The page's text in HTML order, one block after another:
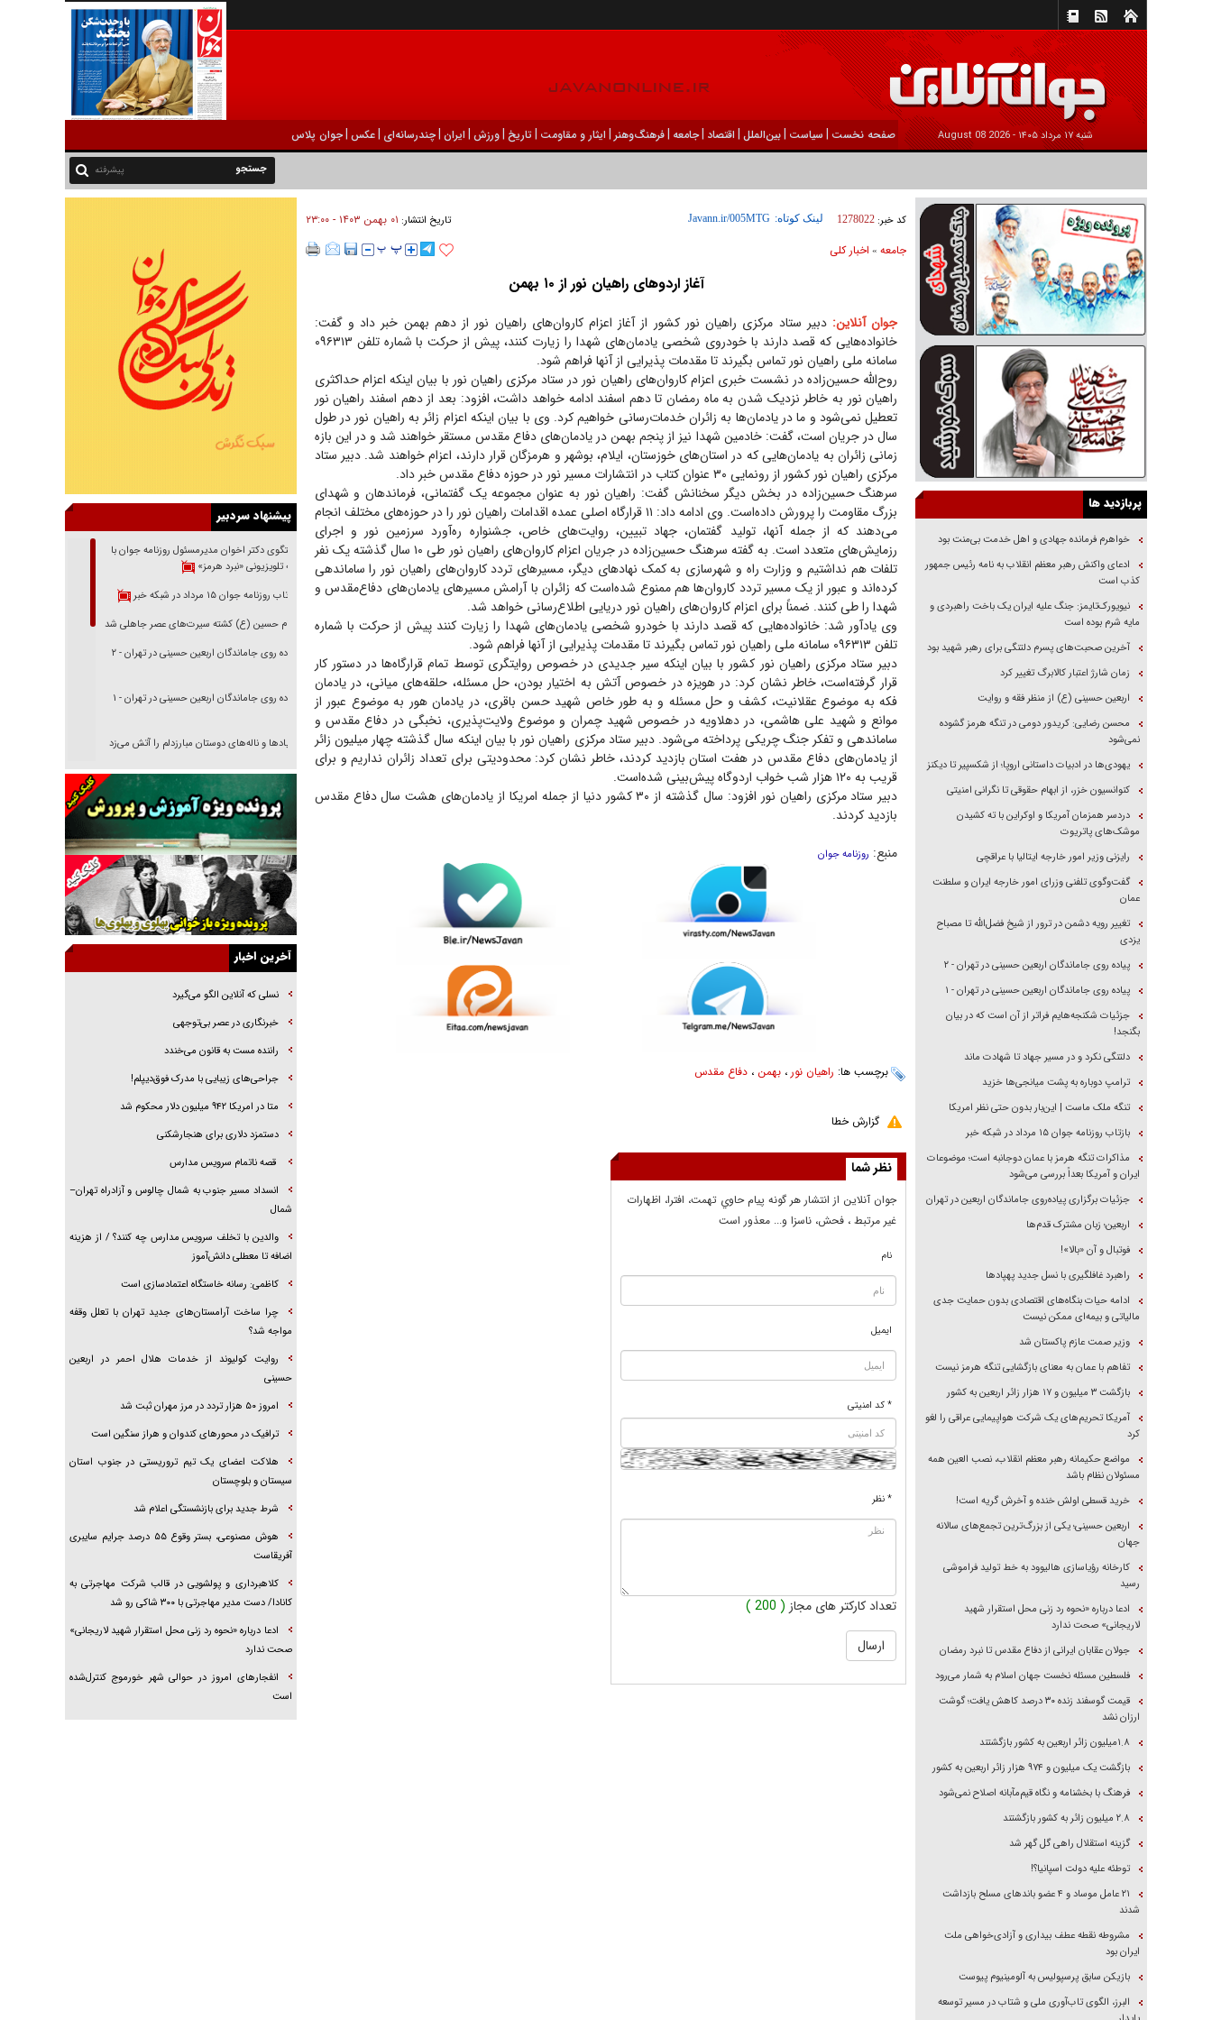
شنبه ۱۷ مرداد ۱۴۰۵ - 2026 August 08 صفحه نخست | سیاست |بين‌الملل | اقتصاد |جامعه |فرهنگ‌و‌هنر | ایثار و مقاومت |تاریخ |ورزش | ايران |چندرسانه‌ای |عکس |جوان پلاس
پیشرفته
کد خبر: 1278022 لینک کوتاه: تاریخ انتشار: ۰۱ بهمن ۱۴۰۳ - ۲۳:۰۰
جامعه» اخبار كلی
آغاز اردو‌های راهیان نور از ۱۰ بهمن
جوان آنلاین: دبیر ستاد مرکزی راهیان نور کشور از آغاز اعزام کاروان‌های راهیان نور از دهم بهمن خبر داد و گفت:
خانواده‌هایی که قصد دارند با خودروی شخصی یادمان‌های شهدا را زیارت کنند، پیش از حرکت با شماره تلفن ۰۹۶۳۱۳
سامانه ملی راهیان نور تماس بگیرند تا مقدمات پذیرایی از آنها فراهم شود.
روح‌الله حسین‌زاده در نشست خبری اعزام کاروان‌های راهیان نور در ستاد مرکزی راهیان نور با بیان اینکه اعزام حداکثری
راهیان نور به خاطر نزدیک شدن به ماه رمضان تا دهم اسفند ادامه خواهد داشت، افزود: بعد از دهم اسفند راهیان نور
تعطیل نمی‌شود و ما در یادمان‌ها به زائران خدمات‌رسانی خواهیم کرد. وی با بیان اینکه اعزام زائر به راهیان نور در طول
سال در جریان است، گفت: خادمین شهدا نیز از پنجم بهمن در یادمان‌های دفاع مقدس مستقر خواهند شد و در این بازه
زمانی زائران به یادمان‌هایی که در استان‌های خوزستان، ایلام، بوشهر و هرمزگان قرار دارند، اعزام خواهند شد. دبیر ستاد
مرکزی راهیان نور کشور از رونمایی ۳۰ عنوان کتاب در انتشارات مسیر نور در حوزه دفاع مقدس خبر داد.
سرهنگ حسین‌زاده در بخش دیگر سخنانش گفت: راهیان نور به عنوان مجموعه یک گفتمانی، فرماندهان و شهدای
بزرگ مقاومت را پرورش داده‌است. وی ادامه داد: ۱۱ قرارگاه اصلی عمده اقدامات راهیان نور را در حوزه‌های مختلف انجام
می‌دهند که از جمله آنها، تولید گفتمان، جهاد تبیین، روایت‌های خاص، جشنواره ره‌آورد سرزمین نور و اجرای
رزمایش‌های متعدد است. به گفته سرهنگ حسین‌زاده در جریان اعزام کاروان‌های راهیان نور طی ۱۰ سال گذشته یک نفر
تلفات هم نداشتیم و وزارت راه و شهرسازی به کمک نهاد‌های دیگر، مسیر‌های تردد کاروان‌های راهیان نور را ساماندهی
کرده‌اند و عبور از یک مسیر تردد کاروان‌ها هم ممنوع شده‌است که زائران با آرامش مسیر‌های یادمان‌های دفاع‌مقدس و
شهدا را طی کنند. ضمناً برای اعزام کاروان‌های راهیان نور دریایی اطلاع‌رسانی خواهد شد.
وی یادآور شد: خانواده‌هایی که قصد دارند با خودرو شخصی یادمان‌های شهدا را زیارت کنند پیش از حرکت با شماره
تلفن ۰۹۶۳۱۳ سامانه ملی راهیان نور تماس بگیرند تا مقدمات پذیرایی از آنها فراهم شود.
دبیر ستاد مرکزی راهیان نور کشور با بیان اینکه سیر جدیدی در خصوص روایتگری توسط تمام قرارگاه‌ها در دستور کار
قرار گرفته‌است، خاطر نشان کرد: در هویزه در خصوص آتش به اختیار بودن، حل مسئله، حلقه‌های میانی، در یادمان
فکه به موضوع عقلانیت، کشف و حل مسئله و به طور خاص شهید حسن باقری، در یادمان هور به موضوع عبور از
موانع و شهید علی هاشمی، در دهلاویه در خصوص شهید چمران و موضوع ولایت‌پذیری، نخبگی در دفاع مقدس و
ساماندهی و تفکر جنگ چریکی پرداخته می‌شود. دبیر ستاد مرکزی راهیان نور با بیان اینکه سال گذشته چهار میلیون زائر
از یادمان‌های دفاع مقدس در هفت استان بازدید کردند، خاطر نشان کرد: محدودیتی برای تعداد زائران نداریم و برای
قریب به ۱۲۰ هزار شب خواب اردوگاه پیش‌بینی شده‌است.
دبیر ستاد مرکزی راهیان نور افزود: سال گذشته از ۳۰ کشور دنیا از جمله امریکا از یادمان‌های هشت سال دفاع مقدس
بازدید کردند.
منبع: روزنامه جوان
برچسب ها: راهیان نور، بهمن ، دفاع مقدس
گزارش خطا
نظر شما
جوان آنلاين از انتشار هر گونه پيام حاوي تهمت، افترا، اظهارات
غير مرتبط ، فحش، ناسزا و... معذور است
نام
ایمیل
* کد امنیتی
* نظر
تعداد کارکتر های مجاز ( 200 )
پربازدید ها
خواهرم فرمانده جهادی و اهل خدمت بی‌منت بود
ادعای واکنش رهبر معظم انقلاب به نامه رئیس جمهور
کذب است
نیویورک‌تایمز: جنگ علیه ایران یک باخت راهبردی و
مایه شرم بوده است
آخرین صحبت‌های پسرم دلتنگی برای رهبر شهید بود
زمان شارژ اعتبار کالابرگ تغییر کرد
اربعین حسینی (ع) از منظر فقه و روایت
محسن رضایی: کریدور دومی در تنگه هرمز گشوده
نمی‌شود
یهودی‌ها در ادبیات داستانی اروپا؛ از شکسپیر تا دیکنز
کنوانسیون خزر، از ابهام حقوقی تا نگرانی امنیتی
دردسر همزمان آمریکا و اوکراین با ته کشیدن
موشک‌های پاتریوت
رایزنی وزیر امور خارجه ایتالیا با عراقچی
گفت‌وگوی تلفنی وزرای امور خارجه ایران و سلطنت
عمان
تغییر رویه دشمن در ترور از شیخ فضل‌الله تا مصباح
یزدی
پیاده روی جاماندگان اربعین حسینی در تهران - ۲
پیاده روی جاماندگان اربعین حسینی در تهران - ۱
جزئیات شکنجه‌هایم فراتر از آن است که در بیان
بگنجد!
دلتنگی نکرد و در مسیر جهاد تا شهادت ماند
ترامپ دوباره به پشت میانجی‌ها خزید
تنگه ملک ماست | این‌بار بدون حتی نظر امریکا
بازتاب روزنامه جوان ۱۵ مرداد در شبکه خبر
مذاکرات تنگه هرمز با عمان دوجانبه است؛ موضوعات
ایران و آمریکا بعداً بررسی می‌شود
جزئیات برگزاری پیاده‌روی جاماندگان اربعین در تهران
اربعین؛ زبان مشترک قدم‌ها
فوتبال و آن «بالا»!
راهبرد غافلگیری با نسل جدید پهپاد‌ها
ادامه حیات بنگاه‌های اقتصادی بدون حمایت جدی
مالیاتی و بیمه‌ای ممکن نیست
وزیر صمت عازم پاکستان شد
تفاهم با عمان به معنای بازگشایی تنگه هرمز نیست
بازگشت ۳ میلیون و ۱۷ هزار زائر اربعین به کشور
آمریکا تحریم‌های یک شرکت هواپیمایی عراقی را لغو
کرد
مواضع حکیمانه رهبر معظم انقلاب، نصب العین همه
مسئولان نظام باشد
خرید قسطی اولش خنده و آخرش گریه است!
اربعین حسینی؛ یکی از بزرگ‌ترین تجمع‌های سالانه
جهان
کارخانه رؤیاسازی هالیوود به خط تولید فراموشی
رسید
ادعا درباره «نحوه رد زنی محل استقرار شهید
لاریجانی» صحت ندارد
جولان عقابان ایرانی از دفاع مقدس تا نبرد رمضان
فلسطین مسئله نخست جهان اسلام به شمار می‌رود
قیمت گوسفند زنده ۳۰ درصد کاهش یافت؛ گوشت
ارزان نشد
۱.۸میلیون زائر اربعین به کشور بازگشتند
بازگشت یک میلیون و ۹۷۴ هزار زائر اربعین به کشور
فرهنگ با بخشنامه و نگاه قیم‌مآبانه اصلاح نمی‌شود
۲.۸ میلیون زائر به کشور بازگشتند
گزینه استقلال راهی گل گهر شد
توطئه علیه دولت اسپانیا؟!
۲۱ عامل موساد و ۴ عضو باند‌های مسلح بازداشت
شدند
مشروطه نقطه عطف بیداری و آزادی‌خواهی ملت
ایران بود
بازیکن سابق پرسپولیس به آلومینیوم پیوست
البرز، الگوی تاب‌آوری ملی و شتاب در مسیر توسعه
پیشنهاد سردبیر
گفتگوی دکتر اخوان مدیرمسئول روزنامه جوان با
برنامه تلویزیونی «نبرد هرمز»
بازتاب روزنامه جوان ۱۵ مرداد در شبکه خبر
امام حسین (ع) کشته سیرت‌های عصر جاهلی شد
پیاده روی جاماندگان اربعین حسینی در تهران - ۲
پیاده روی جاماندگان اربعین حسینی در تهران - ۱
فریاد‌ها و ناله‌های دوستان مبارزدلم را آتش می‌زد
تغییر رویه دشمن در ترور از شیخ فضل‌الله تا مصباح
خرید قسطی اولش خنده و آخرش گریه است!
فوتبال و آن «بالا»!
راهبرد غافلگیری با نسل جدید پهپاد‌ها
جنجال پزشکان تقلبی در صنعت زیبایی
یهودی‌ها در ادبیات داستانی اروپا؛ از شکسپیر تا
دیکنز
خواهرم فرمانده جهادی و اهل خدمت بی‌منت بود
جزئیات شکنجه‌هایم فراتر از آن است که در بیان
برابر یورش به پاسگاه‌های پلیس
آخرین اخبار
نسلی که آنلاین الگو می‌گیرد
‌خبرنگاری در عصر بی‌توجهی
راننده مست به قانون می‌خندد
جراحی‌های زیبایی با مدرک فوق‌دیپلم!
متا در امریکا ۹۴۲ میلیون دلار محکوم شد
دستمزد دلاری برای هنجارشکنی
قصه ناتمام سرویس مدارس
انسداد مسیر جنوب به شمال چالوس و آزادراه تهران–
شمال
والدین با تخلف سرویس مدارس چه کنند؟ / از هزینه
اضافه تا معطلی دانش‌آموز
کاظمی: رسانه خاستگاه اعتمادسازی است
چرا ساخت آرامستان‌های جدید تهران با تعلل وقفه
مواجه شد؟
روایت کولیوند از خدمات هلال احمر در اربعین
حسینی
امروز ۵۰ هزار تردد در مرز مهران ثبت شد
ترافیک در محور‌های کندوان و هراز سنگین است
هلاکت اعضای یک تیم تروریستی در جنوب استان
سیستان و بلوچستان
شرط جدید برای بازنشستگی اعلام شد
هوش مصنوعی، بستر وقوع ۵۵ درصد جرایم سایبری
آفریقاست
کلاهبرداری و پولشویی در قالب شرکت مهاجرتی به
کانادا/ دست مدیر مهاجرتی با ۳۰۰ شاکی رو شد
ادعا درباره «نحوه رد زنی محل استقرار شهید لاریجانی»
صحت ندارد
انفجار‌های امروز در حوالی شهر خورموج کنترل‌شده
است